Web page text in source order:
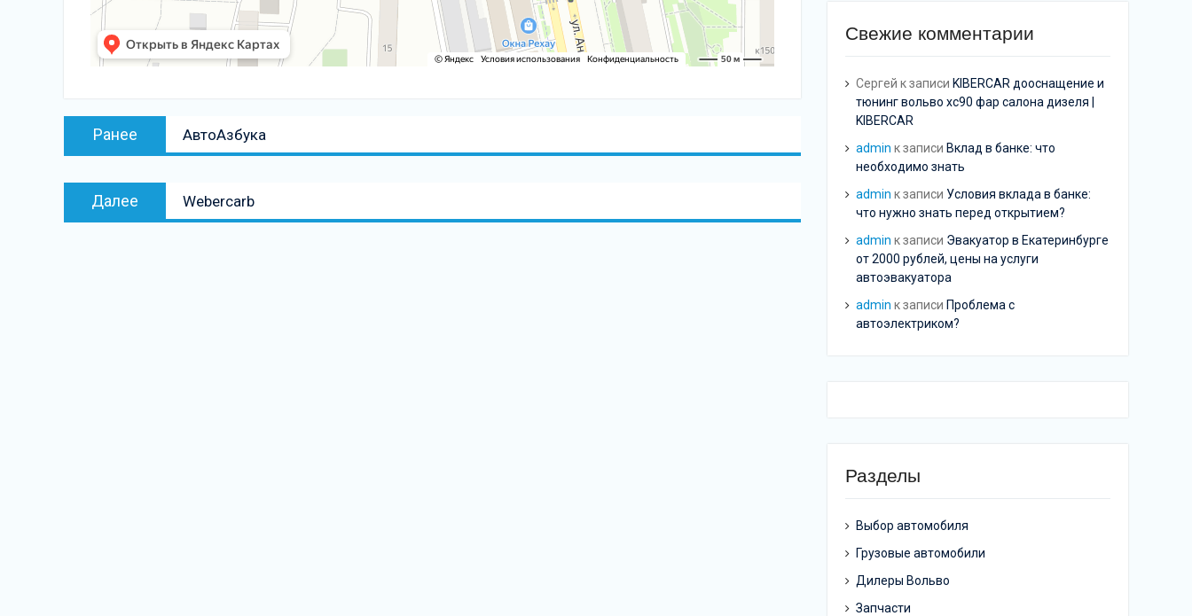
Навигация
Ранее
Предыдущая
АвтоАзбука
Далее
Следующая
Webercarb
Свежие комментарии
Сергей к записи KIBERCAR дооснащение и
тюнинг вольво хс90 фар салона дизеля |
KIBERCAR
admin к записи Вклад в банке: что
необходимо знать
admin к записи Условия вклада в банке:
что нужно знать перед открытием?
admin к записи Эвакуатор в Екатеринбурге
от 2000 рублей, цены на услуги
автоэвакуатора
admin к записи Проблема с
автоэлектриком?
Разделы
Выбор автомобиля
Грузовые автомобили
Дилеры Вольво
Запчасти